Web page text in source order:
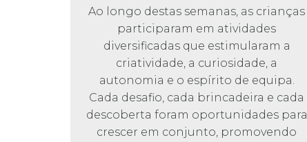
Ao longo destas semanas, as crianças
participaram em atividades
diversificadas que estimularam a
criatividade, a curiosidade, a
autonomia e o espírito de equipa.
Cada desafio, cada brincadeira e cada
descoberta foram oportunidades para
crescer em conjunto, promovendo